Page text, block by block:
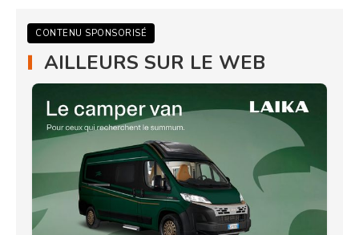
CONTENU SPONSORISÉ
AILLEURS SUR LE WEB